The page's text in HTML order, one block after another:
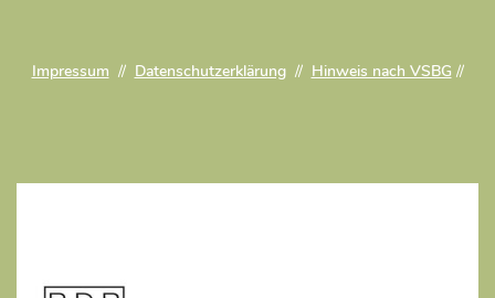
Impressum // Datenschutzerklärung// Hinweis nach VSBG //